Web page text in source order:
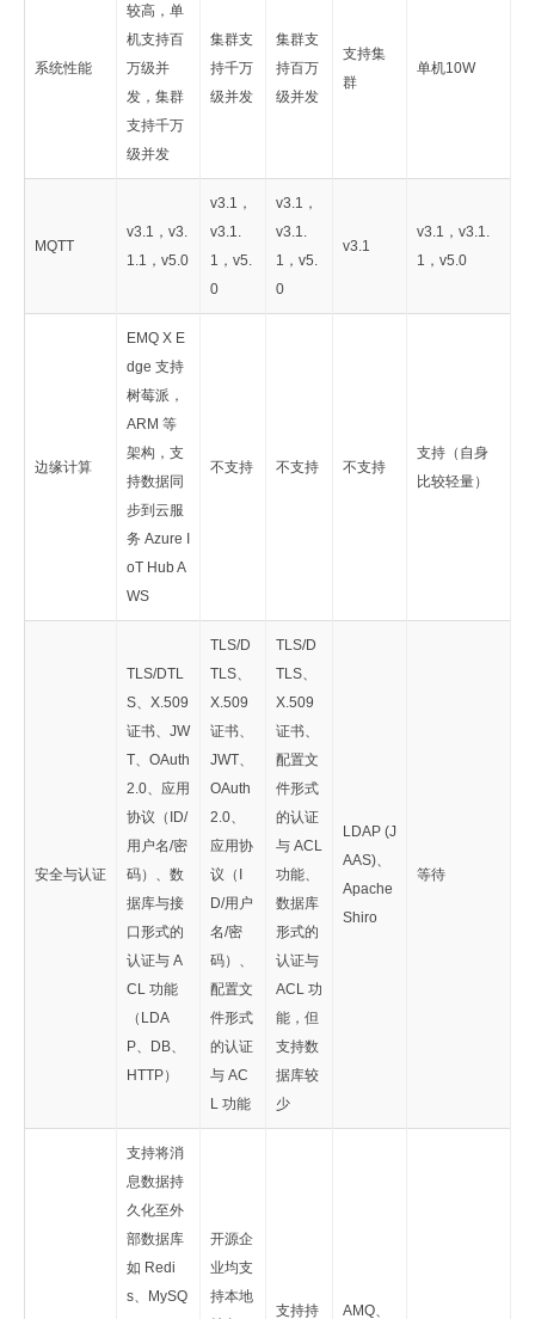
系统性能
较高，单
机支持百
万级并
发，集群
支持千万
级并发
集群支
持千万
级并发
集群支
持百万
级并发
支持集
群
单机10W
MQTT
v3.1，v3.
1.1，v5.0
v3.1，
v3.1.
1，v5.
0
v3.1，
v3.1.
1，v5.
0
v3.1
v3.1，v3.1.
1，v5.0
边缘计算
EMQ X E
dge 支持
树莓派，
ARM 等
架构，支
持数据同
步到云服
务 Azure I
oT Hub A
WS
不支持 不支持 不支持
支持（自身
比较轻量）
安全与认证
TLS/DTL
S、X.509
证书、JW
T、OAuth
2.0、应用
协议（ID/
用户名/密
码）、数
据库与接
口形式的
认证与 A
CL 功能
（LDA
P、DB、
HTTP）
TLS/D
TLS、
X.509
证书、
JWT、
OAuth
2.0、
应用协
议（I
D/用户
名/密
码）、
配置文
件形式
的认证
与 AC
L 功能
TLS/D
TLS、
X.509
证书、
配置文
件形式
的认证
与 ACL
功能、
数据库
形式的
认证与
ACL 功
能，但
支持数
据库较
少
LDAP (J
AAS)、
Apache
Shiro
等待
支持将消
息数据持
久化至外
部数据库
如 Redi
s、MySQ
开源企
业均支
持本地
支持持 AMQ、